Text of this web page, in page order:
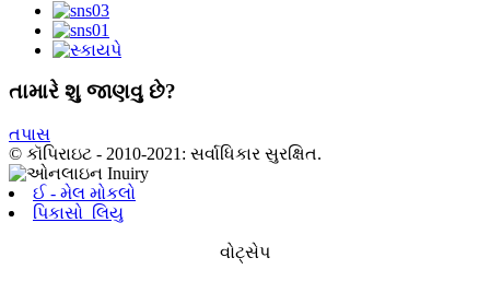
તામારે શુ જાણવુ છે?
તપાસ
© કૉપિરાઇટ - 2010-2021: સર્વાધિકાર સુરક્ષિત.
ઈ - મેલ મોકલો
પિકાસો_લિયુ
વોટ્સેપ